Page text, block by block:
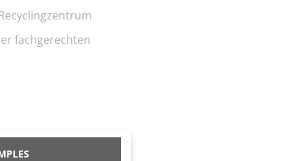
fachgerechten